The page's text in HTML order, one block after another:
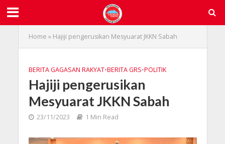
Home » Hajiji pengerusikan Mesyuarat JKKN Sabah
BERITA GAGASAN RAKYAT•BERITA GRS•POLITIK
Hajiji pengerusikan
Mesyuarat JKKN Sabah
23/11/2023 1 Min Read